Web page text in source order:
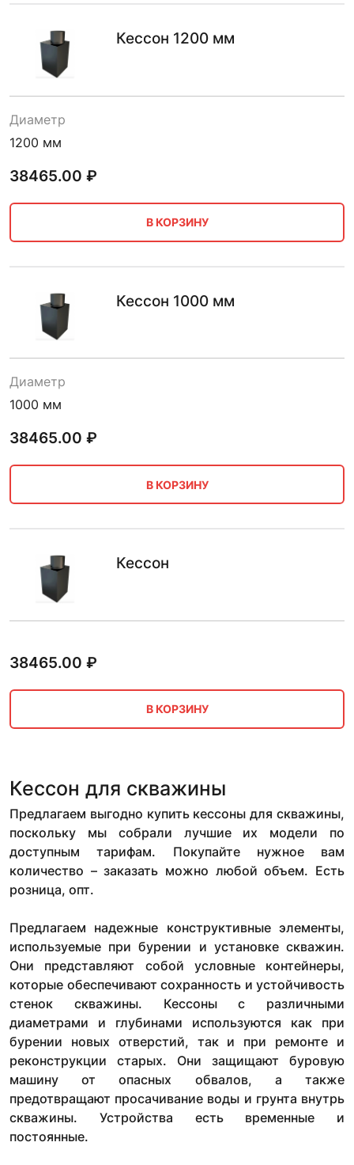
Кессон 1200 мм
Диаметр
1200 мм
38465.00 ₽
В КОРЗИНУ
Кессон 1000 мм
Диаметр
1000 мм
38465.00 ₽
В КОРЗИНУ
Кессон
38465.00 ₽
В КОРЗИНУ
Кессон для скважины
Предлагаем выгодно купить кессоны для скважины,
поскольку мы собрали лучшие их модели по
доступным тарифам. Покупайте нужное вам
количество – заказать можно любой объем. Есть
розница, опт.
Предлагаем надежные конструктивные элементы,
используемые при бурении и установке скважин.
Они представляют собой условные контейнеры,
которые обеспечивают сохранность и устойчивость
стенок скважины. Кессоны с различными
диаметрами и глубинами используются как при
бурении новых отверстий, так и при ремонте и
реконструкции старых. Они защищают буровую
машину от опасных обвалов, а также
предотвращают просачивание воды и грунта внутрь
скважины. Устройства есть временные и
постоянные.